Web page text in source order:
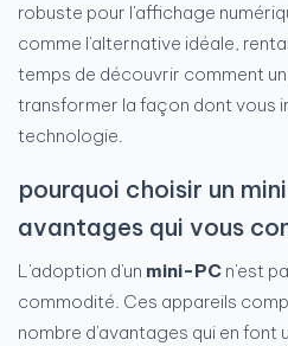
robuste pour l'affichage
comme l'alternative idéale,
temps de découvrir comment
transformer la façon dont vous
technologie.
pourquoi choisir un
avantages qui vous
L'adoption d'un mini-PC n'est
commodité. Ces appareils
nombre d'avantages qui en font